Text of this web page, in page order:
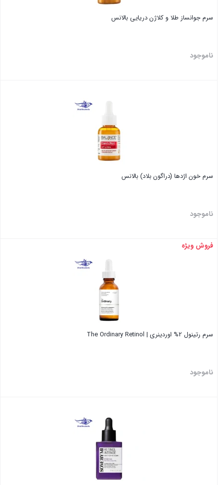
سرم جوانساز طلا و کلاژن دریایی بالانس
ناموجود
سرم خون اژدها (دراگون بلاد) بالانس
ناموجود
بستن
فروش ویژه
سرم رتینول 2% اوردینری | The Ordinary Retinol
ناموجود